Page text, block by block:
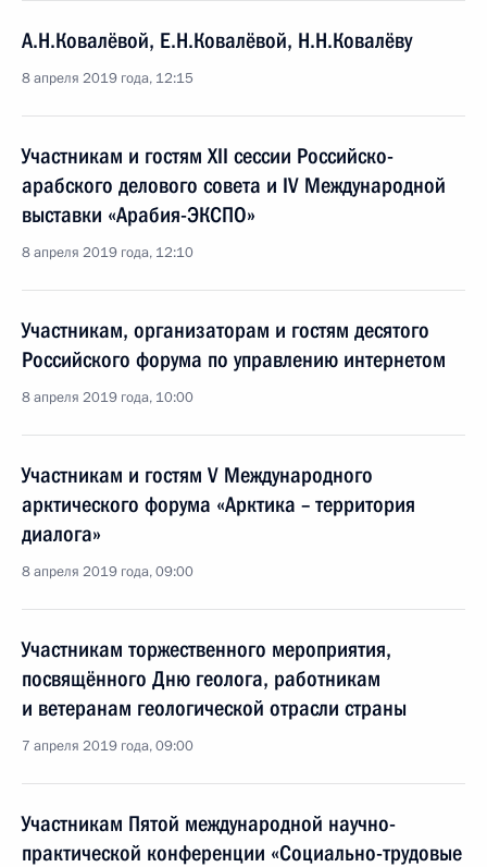
А.Н.Ковалёвой, Е.Н.Ковалёвой, Н.Н.Ковалёву
8 апреля 2019 года, 12:15
Участникам и гостям XII сессии Российско-
арабского делового совета и IV Международной
выставки «Арабия-ЭКСПО»
8 апреля 2019 года, 12:10
Участникам, организаторам и гостям десятого
Российского форума по управлению интернетом
8 апреля 2019 года, 10:00
Участникам и гостям V Международного
арктического форума «Арктика – территория
диалога»
8 апреля 2019 года, 09:00
Участникам торжественного мероприятия,
посвящённого Дню геолога, работникам
и ветеранам геологической отрасли страны
7 апреля 2019 года, 09:00
Участникам Пятой международной научно-
практической конференции «Социально-трудовые